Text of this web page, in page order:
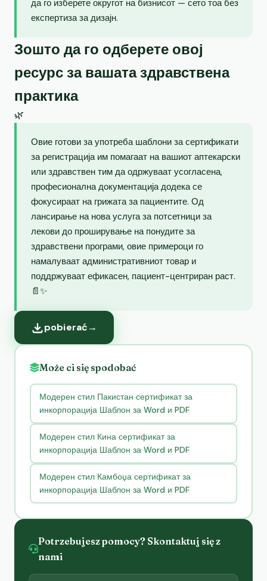
да го изберете округот на бизнисот — сето тоа без
експертиза за дизајн.
Зошто да го одберете овој
ресурс за вашата здравствена
практика
🌿
Овие готови за употреба шаблони за сертификати
за регистрација им помагаат на вашиот аптекарски
или здравствен тим да одржуваат усогласена,
професионална документација додека се
фокусираат на грижата за пациентите. Од
лансирање на нова услуга за потсетници за
лекови до проширување на понудите за
здравствени програми, овие примероци го
намалуваат административниот товар и
поддржуваат ефикасен, пациент-центриран раст.
📄✨
pobierać→
Może ci się spodobać
Модерен стил Пакистан сертификат за
инкорпорација Шаблон за Word и PDF
Модерен стил Кина сертификат за
инкорпорација Шаблон за Word и PDF
Модерен стил Камбоџа сертификат за
инкорпорација Шаблон за Word и PDF
Potrzebujesz pomocy? Skontaktuj się z
nami